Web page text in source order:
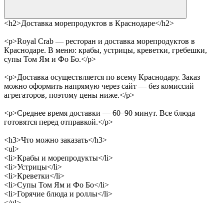
<h2>Доставка морепродуктов в Краснодаре</h2>
<p>Royal Crab — ресторан и доставка морепродуктов в
Краснодаре. В меню: крабы, устрицы, креветки, гребешки,
супы Том Ям и Фо Бо.</p>
<p>Доставка осуществляется по всему Краснодару. Заказ
можно оформить напрямую через сайт — без комиссий
агрегаторов, поэтому цены ниже.</p>
<p>Среднее время доставки — 60–90 минут. Все блюда
готовятся перед отправкой.</p>
<h3>Что можно заказать</h3>
<ul>
<li>Крабы и морепродукты</li>
<li>Устрицы</li>
<li>Креветки</li>
<li>Супы Том Ям и Фо Бо</li>
<li>Горячие блюда и роллы</li>